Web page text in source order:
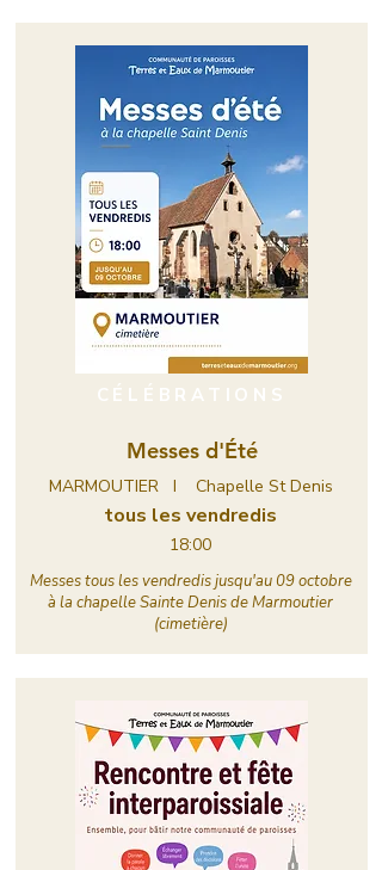
CÉLÉBRATIONS
Messes d'Été
MARMOUTIER I Chapelle St Denis
tous les vendredis
18:00
Messes tous les vendredis jusqu'au 09 octobre
à la chapelle Sainte Denis de Marmoutier
(cimetière)